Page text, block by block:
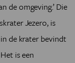
de omgeving.’ Die
Jezero, is
de krater bevindt
is een